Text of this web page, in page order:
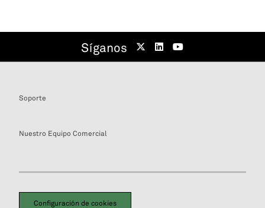
Síganos
Soporte
Nuestro Equipo Comercial
Configuración de cookies